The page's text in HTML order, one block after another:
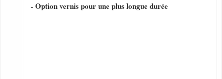
- Option vernis pour une plus longue durée